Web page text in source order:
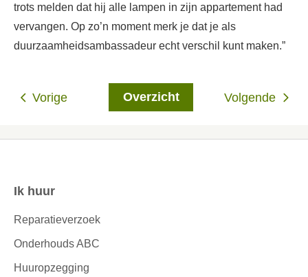
trots melden dat hij alle lampen in zijn appartement had
vervangen. Op zo’n moment merk je dat je als
duurzaamheidsambassadeur echt verschil kunt maken.”
Volgende
Overzicht
Vorige
Contactinformatie
Ik huur
Reparatieverzoek
Onderhouds ABC
Huuropzegging